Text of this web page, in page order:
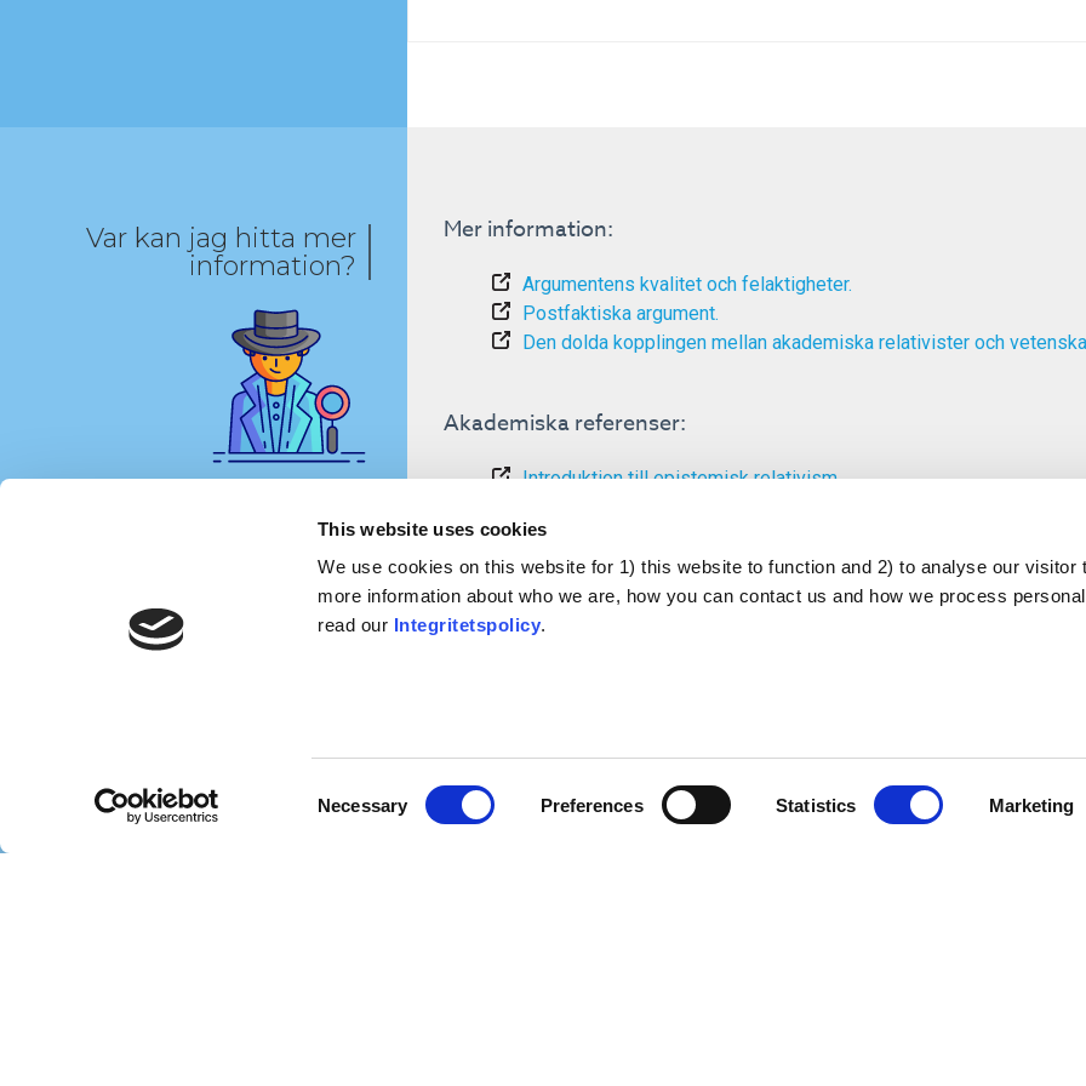
This website uses cookies
We use cookies on this website for 1) this website to function and 2) to analyse our visitor
more information about who we are, how you can contact us and how we process
read our Integritetspolicy.
Selection
Necessary Preferences Statistics Marketing
Var kan jag hitta mer
information?
Mer information:
Argumentens kvalitet och felaktigheter.
Postfaktiska argument.
Den dolda kopplingen mellan akademiska relativister och
Akademiska referenser:
Introduktion till epistemisk relativism.
Om personlig intuition och vaccinvägran.